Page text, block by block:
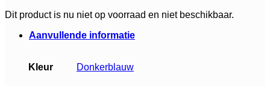
Dit product is nu niet op voorraad en niet beschikbaar.
Aanvullende informatie
Kleur Donkerblauw